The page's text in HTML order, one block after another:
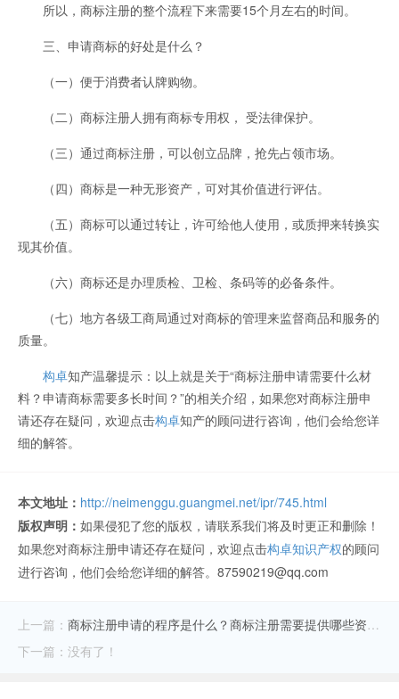
所以，商标注册的整个流程下来需要15个月左右的时间。
三、申请商标的好处是什么？
（一）便于消费者认牌购物。
（二）商标注册人拥有商标专用权， 受法律保护。
（三）通过商标注册，可以创立品牌，抢先占领市场。
（四）商标是一种无形资产，可对其价值进行评估。
（五）商标可以通过转让，许可给他人使用，或质押来转换实
现其价值。
（六）商标还是办理质检、卫检、条码等的必备条件。
（七）地方各级工商局通过对商标的管理来监督商品和服务的
质量。
构卓知产温馨提示：以上就是关于“商标注册申请需要什么材
料？申请商标需要多长时间？”的相关介绍，如果您对商标注册申
请还存在疑问，欢迎点击构卓知产的顾问进行咨询，他们会给您详
细的解答。
本文地址： http://neimenggu.guangmei.net/ipr/745.html
版权声明： 如果侵犯了您的版权，请联系我们将及时更正和删除！
如果您对商标注册申请还存在疑问，欢迎点击构卓知识产权的顾问
进行咨询，他们会给您详细的解答。87590219@qq.com
上一篇： 商标注册申请的程序是什么？商标注册需要提供哪些资料？
下一篇：没有了！